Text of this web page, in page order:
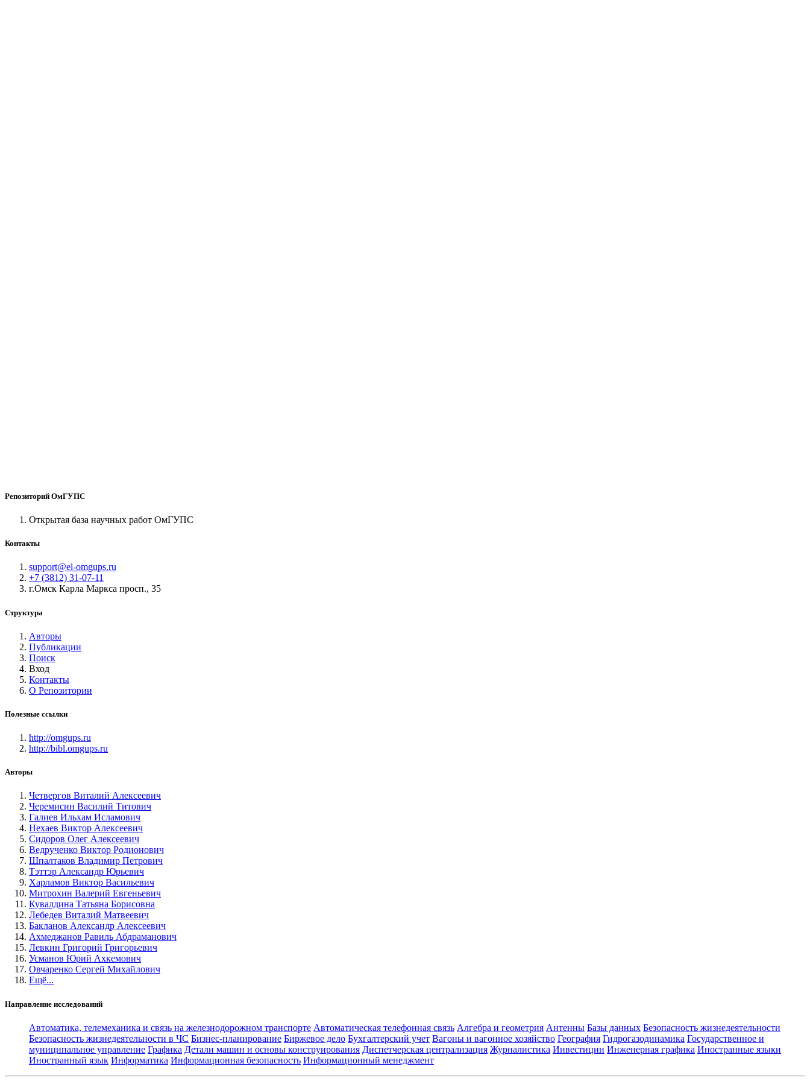
Репозиторий ОмГУПС
Открытая база научных работ ОмГУПС
Контакты
support@el-omgups.ru
+7 (3812) 31-07-11
г.Омск Карла Маркса просп., 35
Структура
Авторы
Публикации
Поиск
Вход
Контакты
О Репозитории
Полезные ссылки
http://omgups.ru
http://bibl.omgups.ru
Авторы
Четвергов Виталий Алексеевич
Черемисин Василий Титович
Галиев Ильхам Исламович
Нехаев Виктор Алексеевич
Сидоров Олег Алексеевич
Ведрученко Виктор Родионович
Шпалтаков Владимир Петрович
Тэттэр Александр Юрьевич
Харламов Виктор Васильевич
Митрохин Валерий Евгеньевич
Кувалдина Татьяна Борисовна
Лебедев Виталий Матвеевич
Бакланов Александр Алексеевич
Ахмеджанов Равиль Абдраманович
Левкин Григорий Григорьевич
Усманов Юрий Ахкемович
Овчаренко Сергей Михайлович
Ещё...
Направление исследований
Автоматика, телемеханика и связь на железнодорожном транспорте Автоматическая телефонная связь Алгебра и геометрия Антенны Базы данных Безопасность жизнедеятельности
Безопасность жизнедеятельности в ЧС Бизнес-планирование Биржевое дело Бухгалтерский учет Вагоны и вагонное хозяйство География Гидрогазодинамика Государственное и
муниципальное управление Графика Детали машин и основы конструирования Диспетчерская централизация Журналистика Инвестиции Инженерная графика Иностранные языки
Иностранный язык Информатика Информационная безопасность Информационный менеджмент